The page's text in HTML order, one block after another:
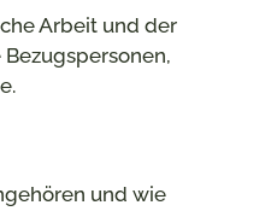
Arbeit und der
und wie